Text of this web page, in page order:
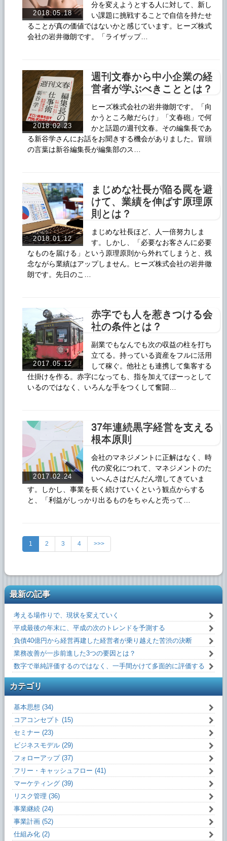
2018.05.18
分を変えようとする人に対して、新し
い課題に挑戦することで自信を持たせ
ることが真の価値ではないかと感じています。ヒーズ株式
会社の岩井徹朗です。「ライザップ…
2018.02.23
週刊文春から中小企業の経
営者が学ぶべきこととは？
ヒーズ株式会社の岩井徹朗です。「向
かうところ敵だらけ」「文春砲」で何
かと話題の週刊文春。その編集長であ
る新谷学さんにお話をお聞きする機会がありました。冒頭
の言葉は新谷編集長が編集部のス…
2018.01.12
まじめな社長が陥る罠を避
けて、業績を伸ばす原理原
則とは？
まじめな社長ほど、人一倍努力しま
す。しかし、「必要なお客さんに必要
なものを届ける」という原理原則から外れてしまうと、残
念ながら業績はアップしません。ヒーズ株式会社の岩井徹
朗です。先日のこ…
2017.05.12
赤字でも人を惹きつける会
社の条件とは？
副業でもなんでも次の収益の柱を打ち
立てる。持っている資産をフルに活用
して稼ぐ。他社とも連携して集客する
仕掛けを作る。赤字になっても、指を加えてぼーっとして
いるのではなく、いろんな手をつくして奮闘…
2017.02.24
37年連続黒字経営を支える
根本原則
会社のマネジメントに正解はなく、時
代の変化につれて、マネジメントのた
いへんさはだんだん増してきていま
す。しかし、事業を長く続けていくという観点からする
と、「利益がしっかり出るものをちゃんと売って…
1 2 3 4 >>>
最新の記事
考える場作りで、現状を変えていく
平成最後の年末に、平成の次のトレンドを予測する
負債40億円から経営再建した経営者が乗り越えた苦渋の決断
業務改善が一歩前進した3つの要因とは？
数字で単純評価するのではなく、一手間かけて多面的に評価する
カテゴリ
基本思想 (34)
コアコンセプト (15)
セミナー (23)
ビジネスモデル (29)
フォローアップ (37)
フリー・キャッシュフロー (41)
マーケティング (39)
リスク管理 (36)
事業継続 (24)
事業計画 (52)
仕組み化 (2)